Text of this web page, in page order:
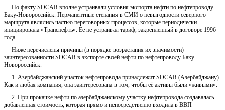
По факту SOCAR вполне устраивали условия экспорта нефти по нефтепроводу
Баку-Новороссийск. Перманентные стенания в СМИ о невыгодности северного
маршрута являлись частью переговорных процессов, которые периодически
инициировала «Транснефть». Ее не устраивал тариф, закрепленный в договоре 1996
года.
Ниже перечислены причины (в порядке возрастания их значимости)
заинтересованности SOCAR в экспорте своей нефти по нефтепроводу Баку-
Новороссийск.
1. Азербайджанский участок нефтепровода принадлежит SOCAR (Азербайджану).
Как и любая компания, она заинтересована в том, чтобы её активы были «живыми».
2. При прокачке нефти по азербайджанскому участку нефтепровода создавалась
добавленная стоимость, которая прямо и непосредственно входила в ВВП